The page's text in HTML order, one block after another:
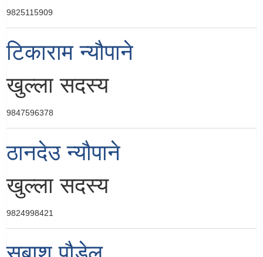
9825115909
टिकाराम न्यौपाने
खुल्ला सदस्य
9847596378
ठानदेउ न्यौपाने
खुल्ला सदस्य
9824998421